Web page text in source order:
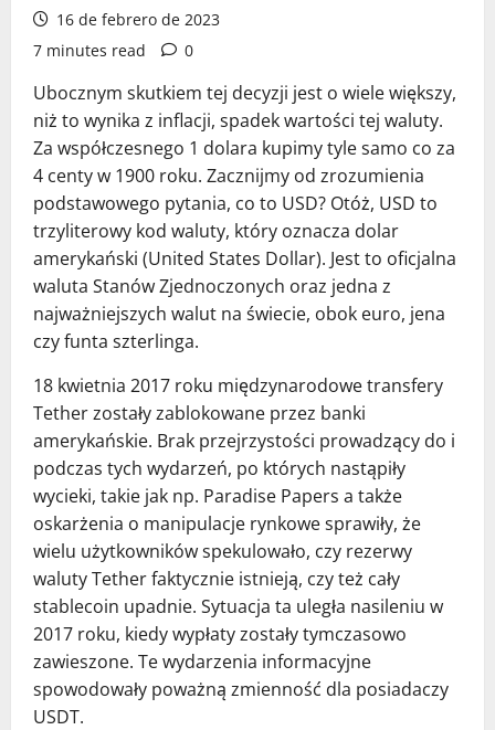
16 de febrero de 2023
7 minutes read
0
Ubocznym skutkiem tej decyzji jest o wiele większy,
niż to wynika z inflacji, spadek wartości tej waluty.
Za współczesnego 1 dolara kupimy tyle samo co za
4 centy w 1900 roku. Zacznijmy od zrozumienia
podstawowego pytania, co to USD? Otóż, USD to
trzyliterowy kod waluty, który oznacza dolar
amerykański (United States Dollar). Jest to oficjalna
waluta Stanów Zjednoczonych oraz jedna z
najważniejszych walut na świecie, obok euro, jena
czy funta szterlinga.
18 kwietnia 2017 roku międzynarodowe transfery
Tether zostały zablokowane przez banki
amerykańskie. Brak przejrzystości prowadzący do i
podczas tych wydarzeń, po których nastąpiły
wycieki, takie jak np. Paradise Papers a także
oskarżenia o manipulacje rynkowe sprawiły, że
wielu użytkowników spekulowało, czy rezerwy
waluty Tether faktycznie istnieją, czy też cały
stablecoin upadnie. Sytuacja ta uległa nasileniu w
2017 roku, kiedy wypłaty zostały tymczasowo
zawieszone. Te wydarzenia informacyjne
spowodowały poważną zmienność dla posiadaczy
USDT.